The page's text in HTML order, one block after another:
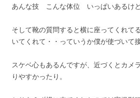
あんな技 こんな体位 いっぱいあるけ
そして靴の質問すると横に座ってくれて
いてくれて・・っていうか僕が使づいて接
スケベ心もあるんですが、近づくとカメ
りやすかったり。